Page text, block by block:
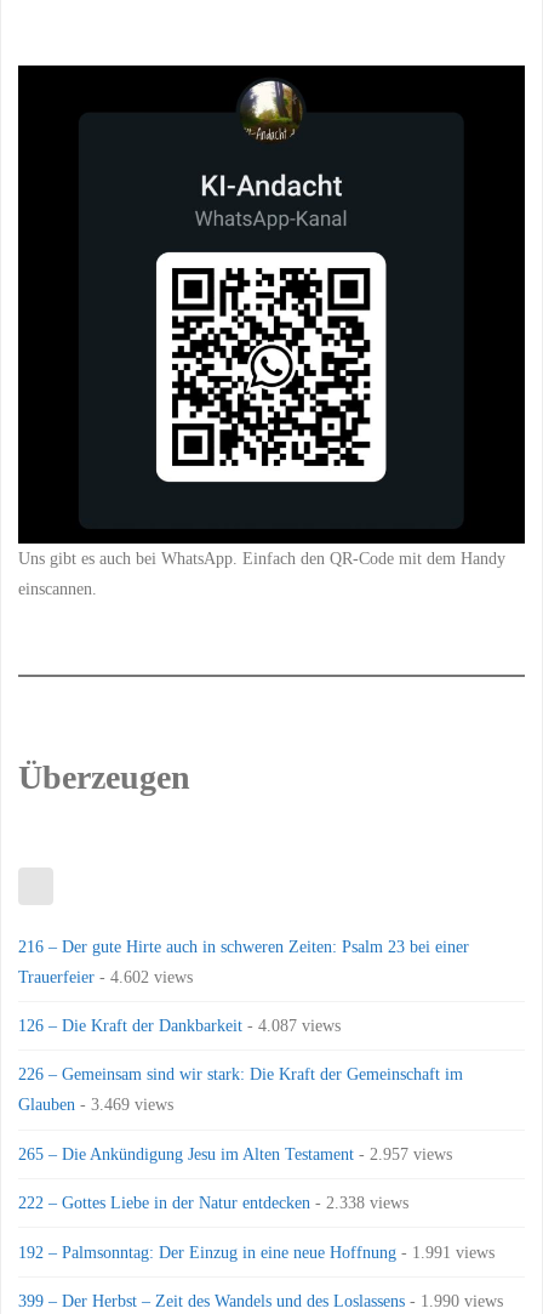
Uns gibt es auch bei WhatsApp. Einfach den QR-Code mit dem Handy
einscannen.
Überzeugen
216 – Der gute Hirte auch in schweren Zeiten: Psalm 23 bei einer
Trauerfeier - 4.602 views
126 – Die Kraft der Dankbarkeit - 4.087 views
226 – Gemeinsam sind wir stark: Die Kraft der Gemeinschaft im
Glauben - 3.469 views
265 – Die Ankündigung Jesu im Alten Testament - 2.957 views
222 – Gottes Liebe in der Natur entdecken - 2.338 views
192 – Palmsonntag: Der Einzug in eine neue Hoffnung - 1.991 views
399 – Der Herbst – Zeit des Wandels und des Loslassens - 1.990 views